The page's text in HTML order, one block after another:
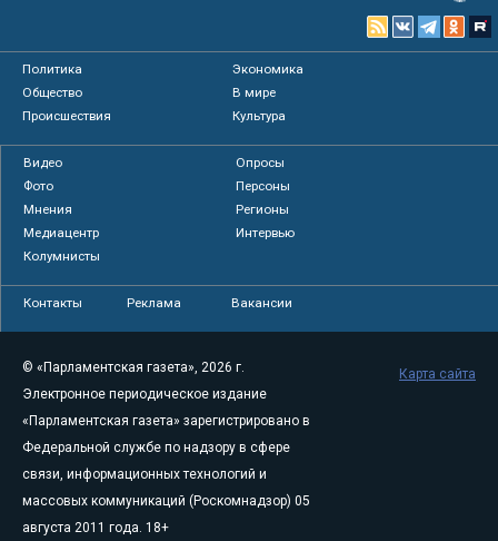
Политика
Экономика
Общество
В мире
Происшествия
Культура
Видео
Опросы
Фото
Персоны
Мнения
Регионы
Медиацентр
Интервью
Колумнисты
Контакты Реклама Вакансии
© «Парламентская газета», 2026 г.
Электронное периодическое издание
«Парламентская газета» зарегистрировано в
Федеральной службе по надзору в сфере
связи, информационных технологий и
массовых коммуникаций (Роскомнадзор) 05
августа 2011 года. 18+
Карта сайта